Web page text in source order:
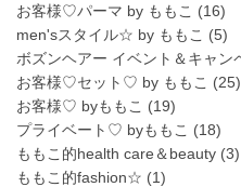
お客様♡パーマ by ももこ (16)
men'sスタイル☆ by ももこ (5)
ボズンヘアー イベント＆キャン
お客様♡セット♡ by ももこ (25)
お客様♡ byももこ (19)
プライベート♡ byももこ (18)
ももこ的health care＆beauty (3)
ももこ的fashion☆ (1)